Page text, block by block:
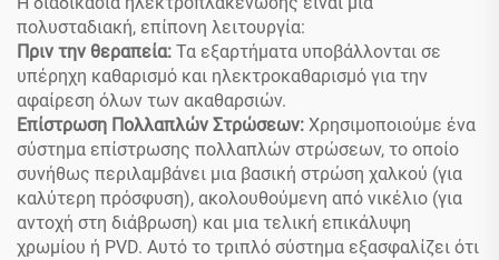
πολυσταδιακή, επίπονη λειτουργία:
Πριν την θεραπεία: Τα εξαρτήματα υποβάλλονται σε
υπέρηχη καθαρισμό και ηλεκτροκαθαρισμό για την
αφαίρεση όλων των ακαθαρσιών.
Επίστρωση Πολλαπλών Στρώσεων: Χρησιμοποιούμε ένα
σύστημα επίστρωσης πολλαπλών στρώσεων, το οποίο
συνήθως περιλαμβάνει μια βασική στρώση χαλκού (για
καλύτερη πρόσφυση), ακολουθούμενη από νικέλιο (για
αντοχή στη διάβρωση) και μια τελική επικάλυψη
χρωμίου ή PVD. Αυτό το τριπλό σύστημα εξασφαλίζει ότι